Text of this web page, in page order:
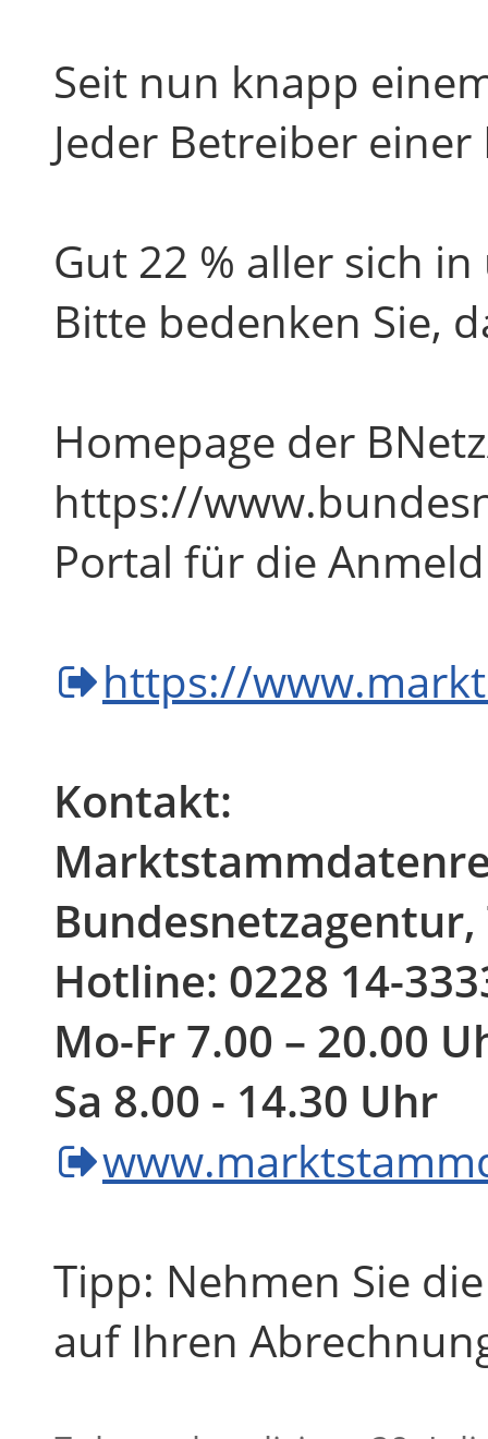
Seit nun knapp
Jeder Betreiber
Gut 22 % aller sich
Bitte bedenken Sie,
Homepage der
https://
Portal für die
https://
Kontakt:
Hotline: 0228 14-
Mo-Fr 7.00 – 20.00
Sa 8.00 - 14.30 Uhr
Tipp: Nehmen Sie
auf Ihren